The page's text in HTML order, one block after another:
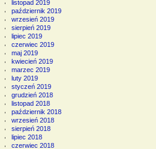
listopad 2019
październik 2019
wrzesień 2019
sierpień 2019
lipiec 2019
czerwiec 2019
maj 2019
kwiecień 2019
marzec 2019
luty 2019
styczeń 2019
grudzień 2018
listopad 2018
październik 2018
wrzesień 2018
sierpień 2018
lipiec 2018
czerwiec 2018